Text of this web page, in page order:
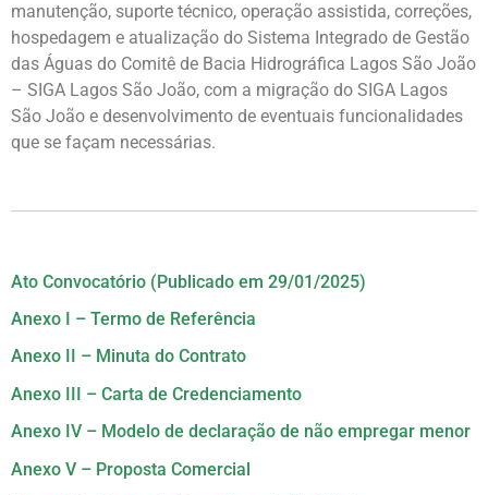
manutenção, suporte técnico, operação assistida, correções,
hospedagem e atualização do Sistema Integrado de Gestão
das Águas do Comitê de Bacia Hidrográfica Lagos São João
– SIGA Lagos São João, com a migração do SIGA Lagos
São João e desenvolvimento de eventuais funcionalidades
que se façam necessárias.
Ato Convocatório (Publicado em 29/01/2025)
Anexo I – Termo de Referência
Anexo II – Minuta do Contrato
Anexo III – Carta de Credenciamento
Anexo IV – Modelo de declaração de não empregar menor
Anexo V – Proposta Comercial